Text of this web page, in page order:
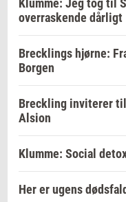
Klumme: Jeg tog til
overraskende dårligt
Brecklings hjørne:
Borgen
Breckling inviterer
Alsion
Klumme: Social
Her er ugens